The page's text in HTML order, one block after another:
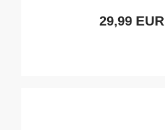
29,99 EUR